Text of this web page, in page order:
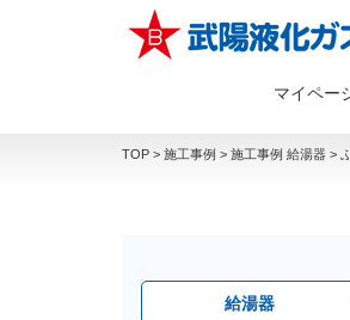
マイペー
TOP > 施工事例 > 施工事例 給湯器 >
給湯器